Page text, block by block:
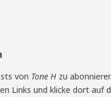
von Tone H zu
Links und klicke dort auf